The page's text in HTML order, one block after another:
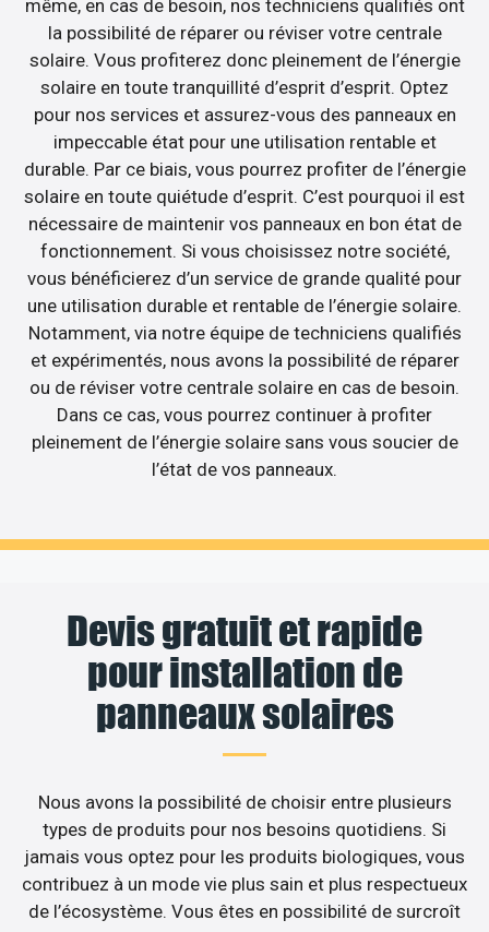
même, en cas de besoin, nos techniciens qualifiés ont
la possibilité de réparer ou réviser votre centrale
solaire. Vous profiterez donc pleinement de l’énergie
solaire en toute tranquillité d’esprit d’esprit. Optez
pour nos services et assurez-vous des panneaux en
impeccable état pour une utilisation rentable et
durable. Par ce biais, vous pourrez profiter de l’énergie
solaire en toute quiétude d’esprit. C’est pourquoi il est
nécessaire de maintenir vos panneaux en bon état de
fonctionnement. Si vous choisissez notre société,
vous bénéficierez d’un service de grande qualité pour
une utilisation durable et rentable de l’énergie solaire.
Notamment, via notre équipe de techniciens qualifiés
et expérimentés, nous avons la possibilité de réparer
ou de réviser votre centrale solaire en cas de besoin.
Dans ce cas, vous pourrez continuer à profiter
pleinement de l’énergie solaire sans vous soucier de
l’état de vos panneaux.
Devis gratuit et rapide
pour installation de
panneaux solaires
Nous avons la possibilité de choisir entre plusieurs
types de produits pour nos besoins quotidiens. Si
jamais vous optez pour les produits biologiques, vous
contribuez à un mode vie plus sain et plus respectueux
de l’écosystème. Vous êtes en possibilité de surcroît